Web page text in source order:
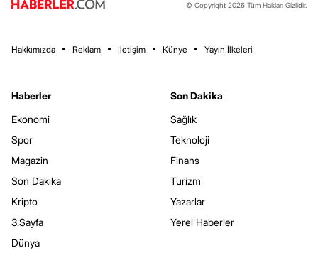
© Copyright 2026 Tüm Hakları Gizlidir.
Hakkımızda Reklam İletişim Künye Yayın İlkeleri
Haberler
Ekonomi
Spor
Magazin
Son Dakika
Kripto
3.Sayfa
Dünya
Son Dakika
Sağlık
Teknoloji
Finans
Turizm
Yazarlar
Yerel Haberler